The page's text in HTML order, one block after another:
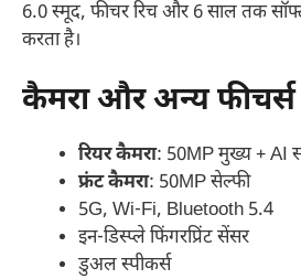
6.0 स्मूद, फीचर रिच और 6 साल तक
करता है।
कैमरा और अन्य फीचर्स
रियर कैमरा: 50MP मुख्य + AI
फ्रंट कैमरा: 50MP सेल्फी
5G, Wi-Fi, Bluetooth 5.4
इन-डिस्प्ले फिंगरप्रिंट सेंसर
डुअल स्पीकर्स